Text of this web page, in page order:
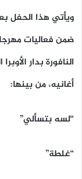
ويأتي هذا الحفل
ضمن فعاليات
النافورة بدار
أغانيه، من بينها:
“لسه بتسألي”
“غلطة”